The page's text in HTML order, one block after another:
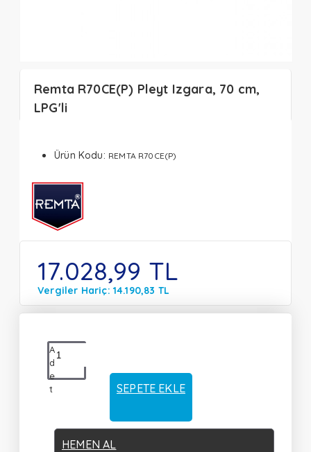
Remta R70CE(P) Pleyt Izgara, 70 cm,
LPG'li
Ürün Kodu: REMTA R70CE(P)
17.028,99 TL
Vergiler Hariç: 14.190,83 TL
A
d
e
t
SEPETE EKLE
HEMEN AL